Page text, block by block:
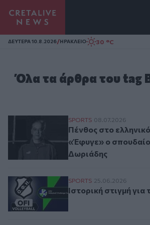
Homepage
ΔΕΥΤΕΡΑ 10.8.2026/ΗΡΑΚΛΕΙΟ 30 °C
Όλα τα άρθρα του tag
Πένθος στο
SPORTS 08.07.2026
Πένθος στο
«Έφυγε» ο
Δωριάδης
Ιστορική στιγμή για
SPORTS 25.06.2026
Ιστορική στιγμή